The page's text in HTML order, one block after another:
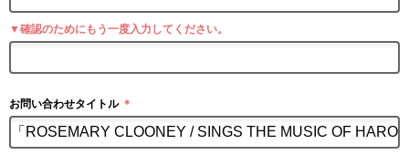
▼確認のためにもう一度入力してください。
お問い合わせタイトル ＊